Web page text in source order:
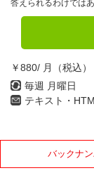
答えられるわけでは
￥880/ 月（税込）
毎週 月曜日
テキスト・
バックナ